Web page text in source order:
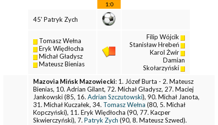
1:0
45' Patryk Zych
Tomasz Wełna
Eryk Więdłocha
Michał Gładysz
Mateusz Bienias
Filip Wójcik
Stanisław Hrebeń
Karol Żwir
Damian
Skołarzyński
Mazovia Mińsk Mazowiecki: 1. Józef Burta - 2. Mateusz
Bienias, 10. Adrian Gilant, 72. Michał Gładysz, 27. Maciej
Jankowski (85, 16. Adrian Szczutowski), 90. Michał Janota,
31. Michał Kuczałek, 34. Tomasz Wełna (80, 5. Michał
Kopczyński), 11. Eryk Więdłocha (90, 77. Kacper
Skwierczyński), 7. Patryk Zych (90, 8. Mateusz Szwed).